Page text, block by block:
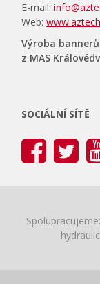
E-mail:
Web:
Výroba
z MAS
SOCIÁLNÍ SÍTĚ
Spolupracujeme: